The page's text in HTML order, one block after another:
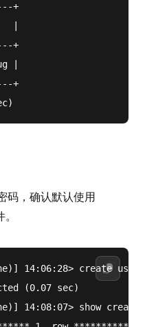
+
|
+
|
+
码，确认默认使用
)] 14: 06: 28> create user
(0.07 sec)
)] 14: 08: 07> show create